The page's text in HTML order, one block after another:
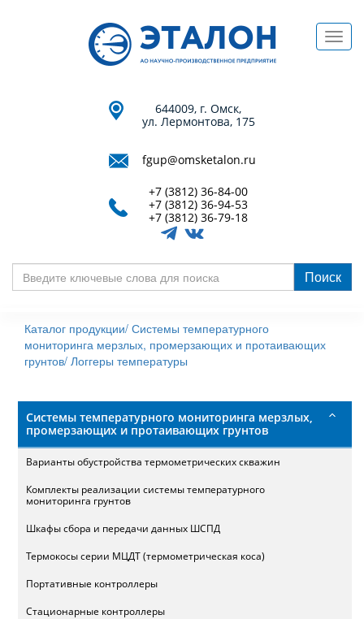
644009, г. Омск,
ул. Лермонтова, 175
fgup@omsketalon.ru
+7 (3812) 36-84-00
+7 (3812) 36-94-53
+7 (3812) 36-79-18
слова
для
поиска
Поиск
Каталог продукции/ Системы температурного
мониторинга мерзлых, промерзающих и протаивающих
грунтов/ Логгеры температуры
Системы температурного мониторинга мерзлых,
промерзающих и протаивающих грунтов
Варианты обустройства термометрических скважин
Комплекты реализации системы температурного
мониторинга грунтов
Шкафы сбора и передачи данных ШСПД
Термокосы серии МЦДТ (термометрическая коса)
Портативные контроллеры
Стационарные контроллеры